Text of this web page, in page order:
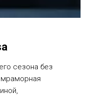
сезона без
мраморная